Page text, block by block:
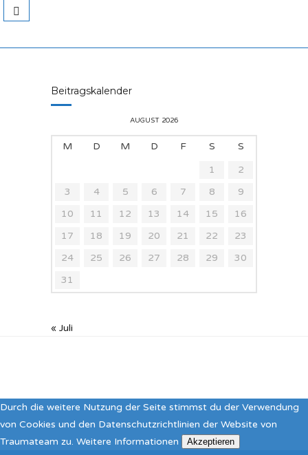
Beitragskalender
AUGUST 2026
M D M D F S
S
1
2
3
4 5 6 7 8
9
10
11 12 13 14 15
16
17
18 19 20 21 22
23
24
25 26 27 28 29
30
31
« Juli
Durch die weitere Nutzung der Seite stimmst du der Verwendung
von Cookies und den Datenschutzrichtlinien der Website von
Traumateam zu. Weitere Informationen Akzeptieren